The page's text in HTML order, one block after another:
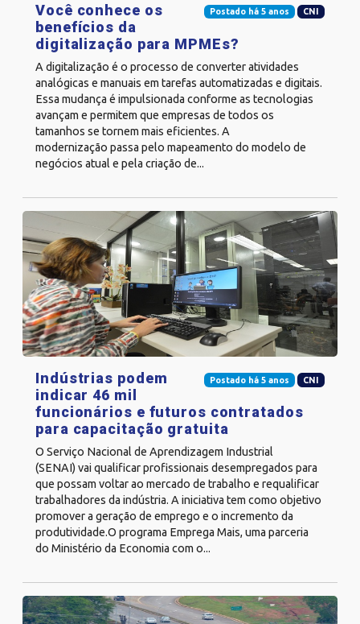
Postado há 5 anos CNI
Você conhece os
benefícios da
digitalização para MPMEs?
A digitalização é o processo de converter atividades
analógicas e manuais em tarefas automatizadas e digitais.
Essa mudança é impulsionada conforme as tecnologias
avançam e permitem que empresas de todos os
tamanhos se tornem mais eficientes. A
modernização passa pelo mapeamento do modelo de
negócios atual e pela criação de...
Postado há 5 anos CNI
Indústrias podem
indicar 46 mil
funcionários e futuros contratados
para capacitação gratuita
O Serviço Nacional de Aprendizagem Industrial
(SENAI) vai qualificar profissionais desempregados para
que possam voltar ao mercado de trabalho e requalificar
trabalhadores da indústria. A iniciativa tem como objetivo
promover a geração de emprego e o incremento da
produtividade.O programa Emprega Mais, uma parceria
do Ministério da Economia com o...